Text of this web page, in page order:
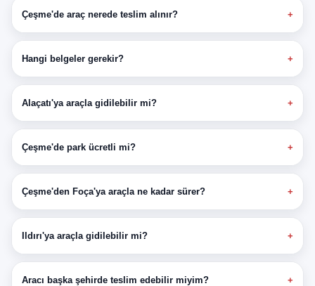
Çeşme'de araç nerede teslim alınır?
Hangi belgeler gerekir?
Alaçatı'ya araçla gidilebilir mi?
Çeşme'de park ücretli mi?
Çeşme'den Foça'ya araçla ne kadar sürer?
Ildırı'ya araçla gidilebilir mi?
Aracı başka şehirde teslim edebilir miyim?